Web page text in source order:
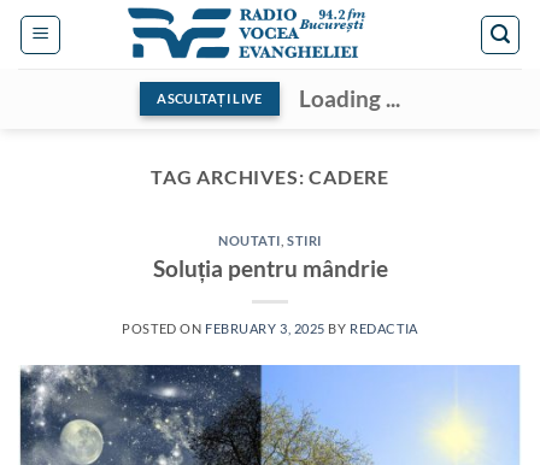
Skip
ASCULTAȚI LIVE Loading ...
TAG ARCHIVES:CADERE
NOUTATI ,STIRI
Soluția pentru mândrie
POSTED ON FEBRUARY 3, 2025 BY REDACTIA